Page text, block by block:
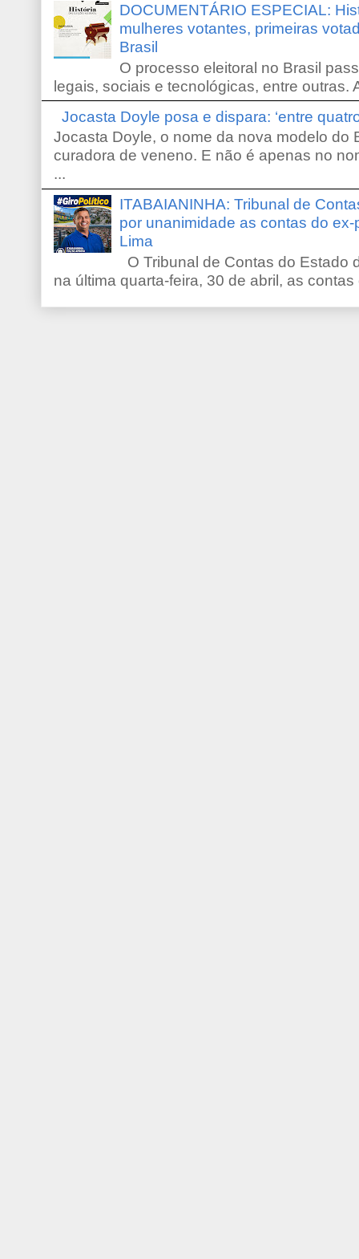
DOCUMENTÁRIO ESPECIAL:
mulheres votantes, primeiras
Brasil
O processo eleitoral no Brasil
legais, sociais e tecnológicas, entre outras.
Jocasta Doyle posa e dispara: ‘entre
Jocasta Doyle, o nome da nova modelo do
curadora de veneno. E não é apenas no
...
ITABAIANINHA: Tribunal de
por unanimidade as contas do
Lima
O Tribunal de Contas do Estado
na última quarta-feira, 30 de abril, as